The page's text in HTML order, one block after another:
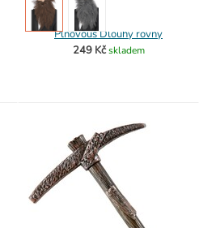
Plnovous Dlouhý rovný
249 Kč skladem